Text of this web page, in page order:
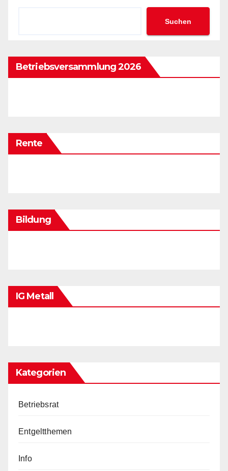
Suchen
Betriebsversammlung 2026
Rente
Bildung
IG Metall
Kategorien
Betriebsrat
Entgeltthemen
Info